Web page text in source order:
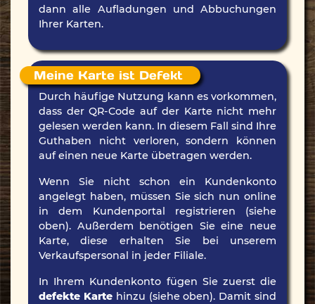
dann alle Aufladungen und Abbuchungen
Ihrer Karten.
Meine Karte ist Defekt
Durch häufige Nutzung kann es vorkommen,
dass der QR-Code auf der Karte nicht mehr
gelesen werden kann. In diesem Fall sind Ihre
Guthaben nicht verloren, sondern können
auf einen neue Karte übetragen werden.
Wenn Sie nicht schon ein Kundenkonto
angelegt haben, müssen Sie sich nun online
in dem Kundenportal registrieren (siehe
oben). Außerdem benötigen Sie eine neue
Karte, diese erhalten Sie bei unserem
Verkaufspersonal in jeder Filiale.
In Ihrem Kundenkonto fügen Sie zuerst die
defekte Kartehinzu (siehe oben). Damit sind